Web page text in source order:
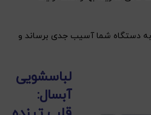
دستگاه شما آسیب جدی برساند و
لباسشویی
آبسال: